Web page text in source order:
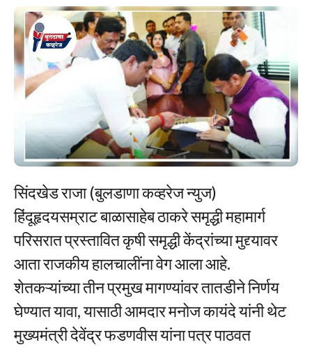
सिंदखेड राजा (बुलडाणा कव्हरेज न्युज)
हिंदूहृदयसम्राट बाळासाहेब ठाकरे समृद्धी महामार्ग
परिसरात प्रस्तावित कृषी समृद्धी केंद्रांच्या मुद्द्यावर
आता राजकीय हालचालींना वेग आला आहे.
शेतकऱ्यांच्या तीन प्रमुख मागण्यांवर तातडीने निर्णय
घेण्यात यावा, यासाठी आमदार मनोज कायंदे यांनी थेट
मुख्यमंत्री देवेंद्र फडणवीस यांना पत्र पाठवत